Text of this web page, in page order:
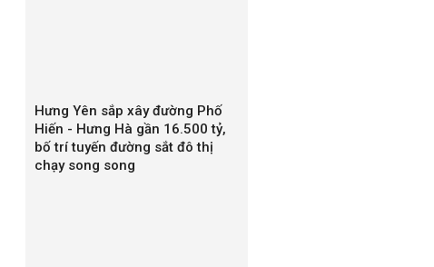
Hưng Yên sắp xây đường Phố
Hiến - Hưng Hà gần 16.500 tỷ,
bố trí tuyến đường sắt đô thị
chạy song song